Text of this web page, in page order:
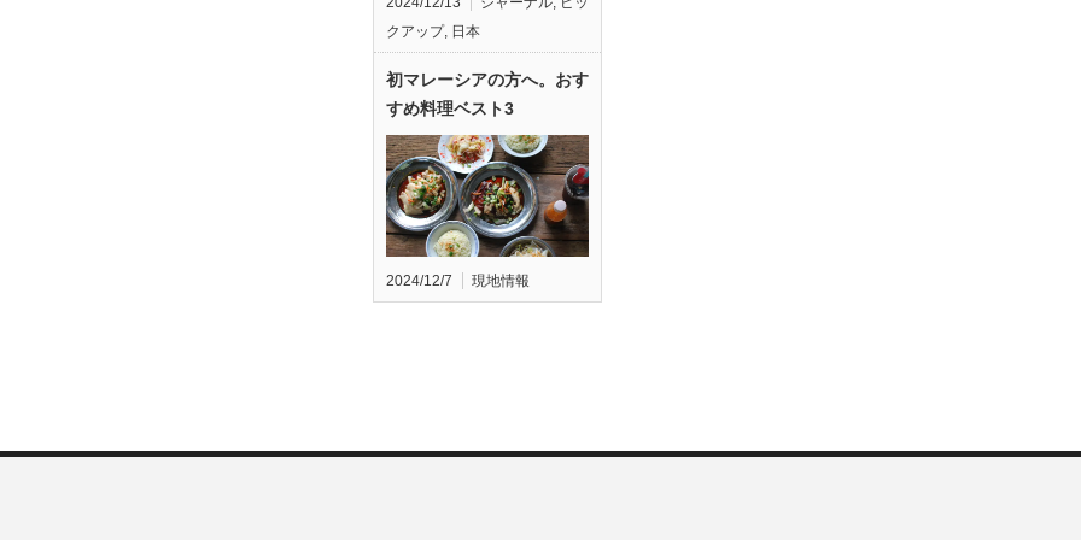
クアップ, 日本
初マレーシアの方へ。おす
すめ料理ベスト3
2024/12/7 現地情報